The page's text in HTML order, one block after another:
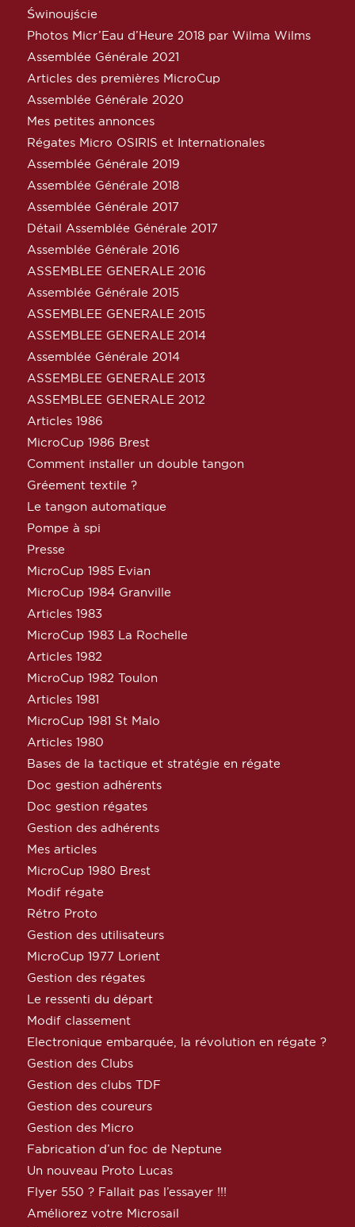
Świnoujście
Photos Micr’Eau d’Heure 2018 par Wilma Wilms
Assemblée Générale 2021
Articles des premières MicroCup
Assemblée Générale 2020
Mes petites annonces
Régates Micro OSIRIS et Internationales
Assemblée Générale 2019
Assemblée Générale 2018
Assemblée Générale 2017
Détail Assemblée Générale 2017
Assemblée Générale 2016
ASSEMBLEE GENERALE 2016
Assemblée Générale 2015
ASSEMBLEE GENERALE 2015
ASSEMBLEE GENERALE 2014
Assemblée Générale 2014
ASSEMBLEE GENERALE 2013
ASSEMBLEE GENERALE 2012
Articles 1986
MicroCup 1986 Brest
Comment installer un double tangon
Gréement textile ?
Le tangon automatique
Pompe à spi
Presse
MicroCup 1985 Evian
MicroCup 1984 Granville
Articles 1983
MicroCup 1983 La Rochelle
Articles 1982
MicroCup 1982 Toulon
Articles 1981
MicroCup 1981 St Malo
Articles 1980
Bases de la tactique et stratégie en régate
Doc gestion adhérents
Doc gestion régates
Gestion des adhérents
Mes articles
MicroCup 1980 Brest
Modif régate
Rétro Proto
Gestion des utilisateurs
MicroCup 1977 Lorient
Gestion des régates
Le ressenti du départ
Modif classement
Electronique embarquée, la révolution en régate ?
Gestion des Clubs
Gestion des clubs TDF
Gestion des coureurs
Gestion des Micro
Fabrication d’un foc de Neptune
Un nouveau Proto Lucas
Flyer 550 ? Fallait pas l’essayer !!!
Améliorez votre Microsail